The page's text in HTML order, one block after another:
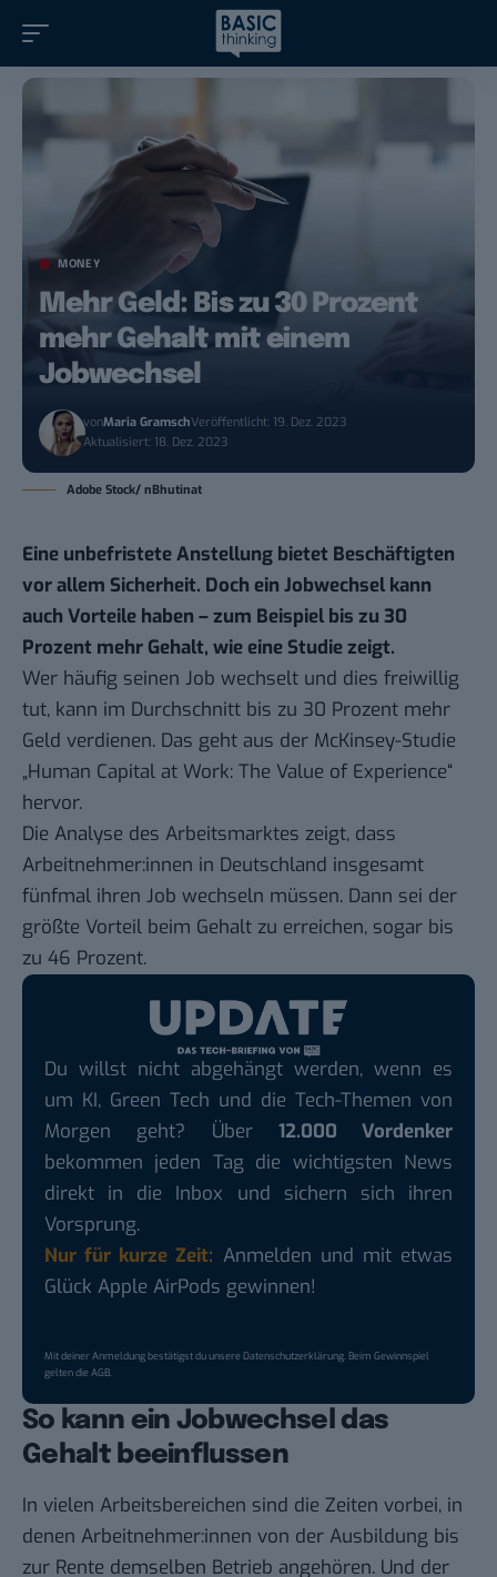
MONEY
Mehr Geld: Bis zu 30 Prozent
mehr Gehalt mit einem
Jobwechsel
vonMaria GramschVeröffentlicht: 19. Dez. 2023
Aktualisiert: 18. Dez. 2023
Adobe Stock/ nBhutinat
Eine unbefristete Anstellung bietet Beschäftigten
vor allem Sicherheit. Doch ein Jobwechsel kann
auch Vorteile haben – zum Beispiel bis zu 30
Prozent mehr Gehalt, wie eine Studie zeigt.
Wer häufig seinen Job wechselt und dies freiwillig
tut, kann im Durchschnitt bis zu 30 Prozent mehr
Geld verdienen. Das geht aus der McKinsey-Studie
„Human Capital at Work: The Value of Experience“
hervor.
Die Analyse des Arbeitsmarktes zeigt, dass
Arbeitnehmer:innen in Deutschland insgesamt
fünfmal ihren Job wechseln müssen. Dann sei der
größte Vorteil beim Gehalt zu erreichen, sogar bis
zu 46 Prozent.
Du willst nicht abgehängt werden, wenn es
um KI, Green Tech und die Tech-Themen von
Morgen geht? Über 12.000 Vordenker
bekommen jeden Tag die wichtigsten News
direkt in die Inbox und sichern sich ihren
Vorsprung.
Nur für kurze Zeit: Anmelden und mit etwas
Glück Apple AirPods gewinnen!
Mit deiner Anmeldung bestätigst du unsereDatenschutzerklärung. Beim Gewinnspiel
gelten dieAGB.
So kann ein Jobwechsel das
Gehalt beeinflussen
In vielen Arbeitsbereichen sind die Zeiten vorbei, in
denen Arbeitnehmer:innen von der Ausbildung bis
zur Rente demselben Betrieb angehören. Und der